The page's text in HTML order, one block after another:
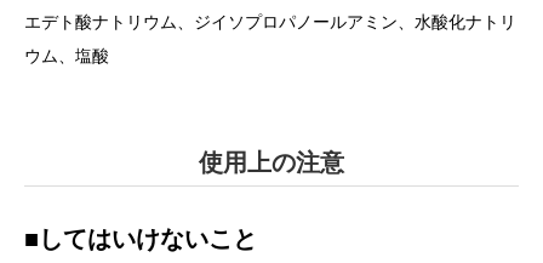
エデト酸ナトリウム、ジイソプロパノールアミン、水酸化ナトリ
ウム、塩酸
使用上の注意
■してはいけないこと